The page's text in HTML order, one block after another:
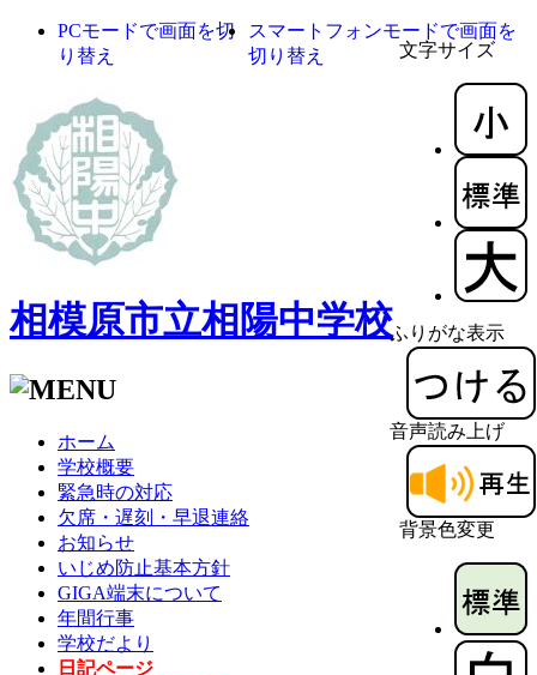
文字サイズ
ふりがな表示
音声読み上げ
背景色変更
PCモードで画面を切
り替え
スマートフォンモードで画面を
切り替え
相模原市立相陽中学校
ホーム
学校概要
緊急時の対応
欠席・遅刻・早退連絡
お知らせ
いじめ防止基本方針
GIGA端末について
年間行事
学校だより
日記ページ